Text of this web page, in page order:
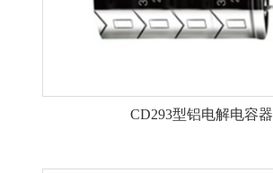
CD293型铝电解电容器